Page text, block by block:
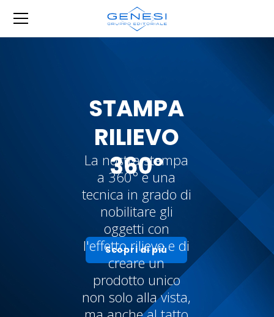
STAMPA
RILIEVO
360°
Scopri di più
La nostra stampa
a 360° è una
tecnica in grado di
nobilitare gli
oggetti con
l'effetto rilievo e di
creare un
prodotto unico
non solo alla vista,